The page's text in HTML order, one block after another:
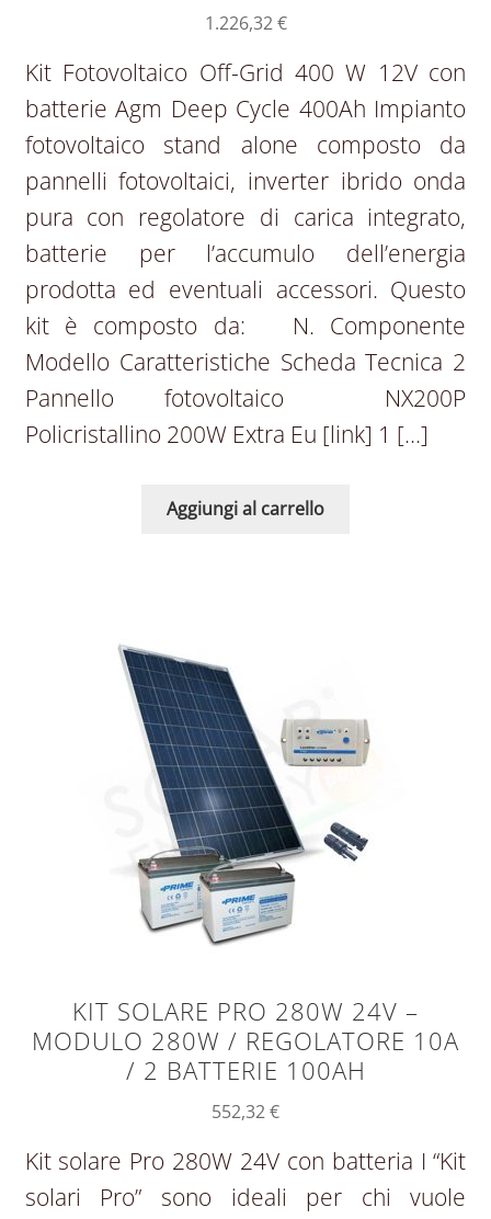
1.226,32€
Kit Fotovoltaico Off-Grid 400 W 12V con
batterie Agm Deep Cycle 400Ah Impianto
fotovoltaico stand alone composto da
pannelli fotovoltaici, inverter ibrido onda
pura con regolatore di carica integrato,
batterie per l’accumulo dell’energia
prodotta ed eventuali accessori. Questo
kit è composto da: N. Componente
Modello Caratteristiche Scheda Tecnica 2
Pannello fotovoltaico NX200P
Policristallino 200W Extra Eu [link] 1 […]
Aggiungi al carrello
KIT SOLARE PRO 280W 24V –
MODULO 280W / REGOLATORE 10A
/ 2 BATTERIE 100AH
552,32€
Kit solare Pro 280W 24V con batteria I “Kit
solari Pro” sono ideali per chi vuole